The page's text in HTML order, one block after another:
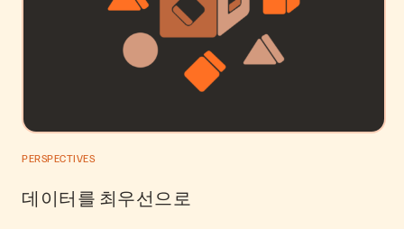
PERSPECTIVES
데이터를 최우선으로